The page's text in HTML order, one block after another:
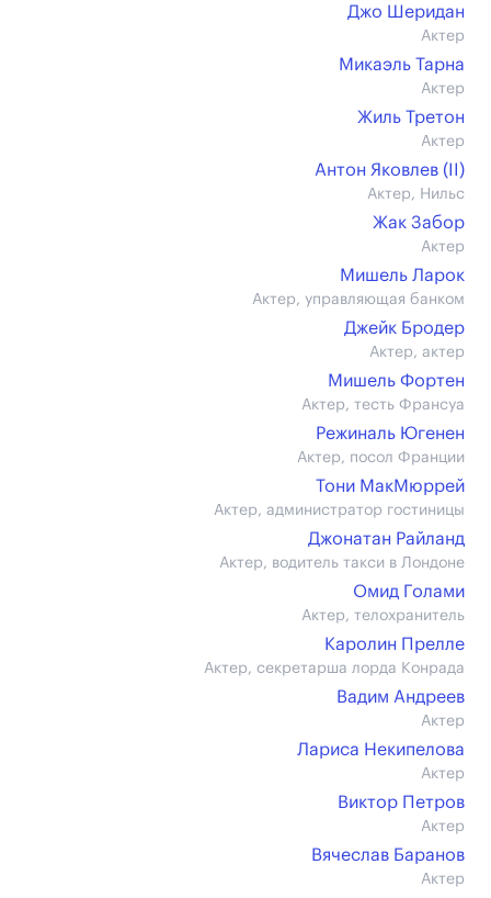
Джо Шеридан
Актер
Микаэль Тарна
Актер
Жиль Третон
Актер
Антон Яковлев (II)
Актер, Нильс
Жак Забор
Актер
Мишель Ларок
Актер, управляющая банком
Джейк Бродер
Актер, актер
Мишель Фортен
Актер, тесть Франсуа
Режиналь Югенен
Актер, посол Франции
Тони МакМюррей
Актер, администратор гостиницы
Джонатан Райланд
Актер, водитель такси в Лондоне
Омид Голами
Актер, телохранитель
Каролин Прелле
Актер, секретарша лорда Конрада
Вадим Андреев
Актер
Лариса Некипелова
Актер
Виктор Петров
Актер
Вячеслав Баранов
Актер